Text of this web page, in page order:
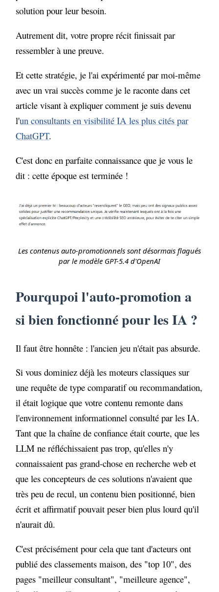
Ce n'est pas la fin du contenu
promotionnel, c'est la fin du contenu
solution pour leur besoin.
Autrement dit, votre propre récit finissait par
ressembler à une preuve.
Et cette stratégie, je l'ai expérimenté par moi-même
avec un vrai succès comme je le raconte dans cet
article visant à expliquer comment je suis devenu
l'un consultants en visibilité IA les plus cités par
ChatGPT.
C'est donc en parfaite connaissance que je vous le
dit : cette époque est terminée !
Les contenus auto-promotionnels sont désormais flagués
par le modèle GPT-5.4 d'OpenAI
Pourqupoi l'auto-promotion a
si bien fonctionné pour les IA ?
Il faut être honnête : l'ancien jeu n'était pas absurde.
Si vous dominiez déjà les moteurs classiques sur
une requête de type comparatif ou recommandation,
il était logique que votre contenu remonte dans
l'environnement informationnel consulté par les IA.
Tant que la chaîne de confiance était courte, que les
LLM ne réfléchissaient pas trop, qu'elles n'y
connaissaient pas grand-chose en recherche web et
que les concepteurs de ces solutions n'avaient que
très peu de recul, un contenu bien positionné, bien
écrit et affirmatif pouvait peser bien plus lourd qu'il
n'aurait dû.
C'est précisément pour cela que tant d'acteurs ont
publié des classements maison, des "top 10", des
pages "meilleur consultant", "meilleure agence",